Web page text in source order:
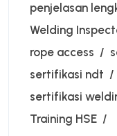
penjelasan
Welding
rope access
sertifikasi ndt
sertifikasi
Training HSE